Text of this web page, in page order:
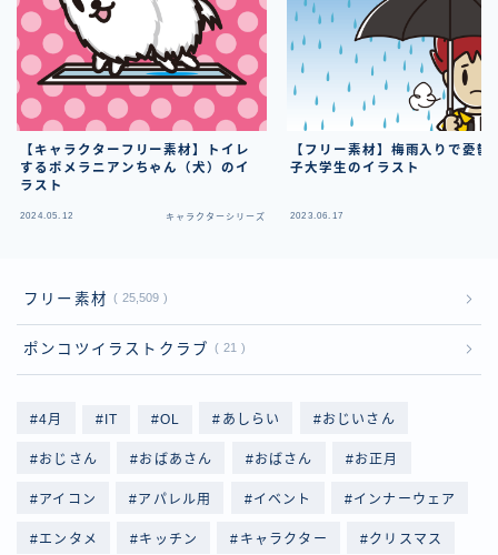
【キャラクターフリー素材】トイレ
するポメラニアンちゃん（犬）のイ
ラスト
2024.05.12 キャラクターシリーズ
【フリー素材】梅雨入りで憂鬱
子大学生のイラスト
2023.06.17
フリー素材 25,509
ポンコツイラストクラブ 21
4月 IT OL あしらい おじいさん
おじさん おばあさん おばさん お正月
アイコン アパレル用 イベント インナーウェア
エンタメ キッチン キャラクター クリスマス